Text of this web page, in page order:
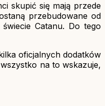
skupić się mają przede
przebudowane od
Catanu. Do tego
oficjalnych dodatków
na to wskazuje,